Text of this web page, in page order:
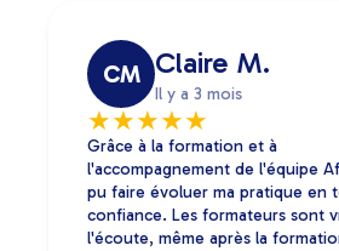
CM Claire M.
Il y a 3 mois
★★★★★
Grâce à la formation et à
l'accompagnement de l'équipe
pu faire évoluer ma pratique en
confiance. Les formateurs sont
l'écoute, même après la